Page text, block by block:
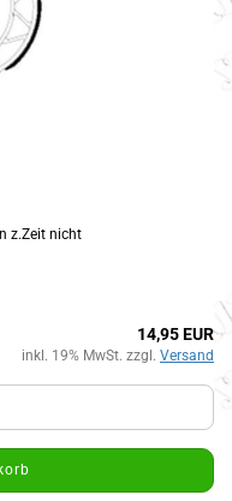
z.Zeit nicht
14,95 EUR
inkl. 19% MwSt. zzgl. Versand